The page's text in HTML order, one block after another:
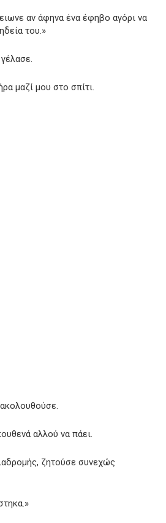
αν άφηνα ένα έφηβο αγόρι να
του.»
μαζί μου στο σπίτι.
αλλού να πάει.
ζητούσε συνεχώς